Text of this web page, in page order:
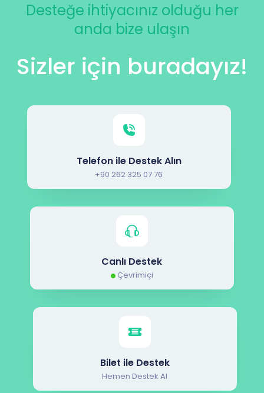
Desteğe ihtiyacınız olduğu her
anda bize ulaşın
Sizler için buradayız!
Telefon ile Destek Alın
+90 262 325 07 76
Canlı Destek
Çevrimiçi
Bilet ile Destek
Hemen Destek Al